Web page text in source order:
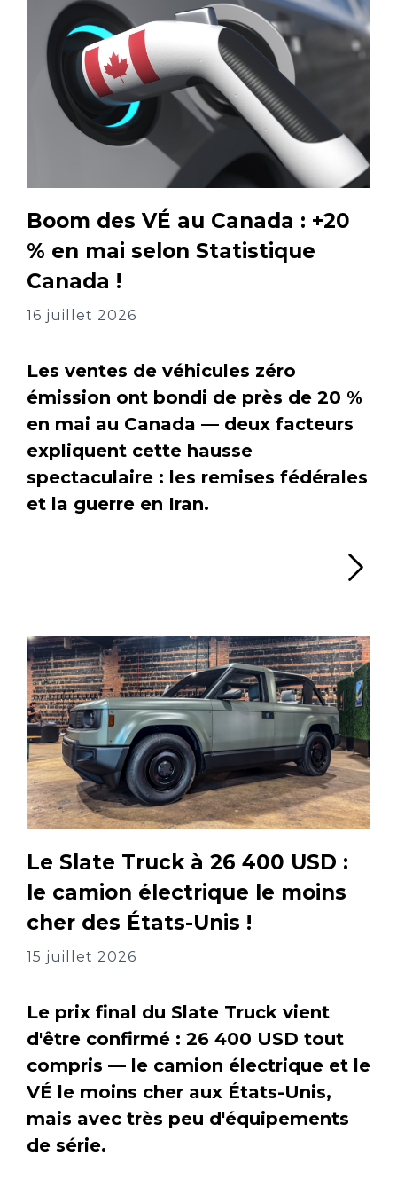
Boom des VÉ au Canada : +20
% en mai selon Statistique
Canada !
16 juillet 2026
Les ventes de véhicules zéro
émission ont bondi de près de 20 %
en mai au Canada — deux facteurs
expliquent cette hausse
spectaculaire : les remises fédérales
et la guerre en Iran.
Le Slate Truck à 26 400 USD :
le camion électrique le moins
cher des États-Unis !
15 juillet 2026
Le prix final du Slate Truck vient
d'être confirmé : 26 400 USD tout
compris — le camion électrique et le
VÉ le moins cher aux États-Unis,
mais avec très peu d'équipements
de série.